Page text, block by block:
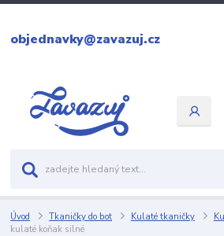
objednavky@zavazuj.cz
Úvod Tkaničky do bot Kulaté tkaničky
kulaté koňak silné